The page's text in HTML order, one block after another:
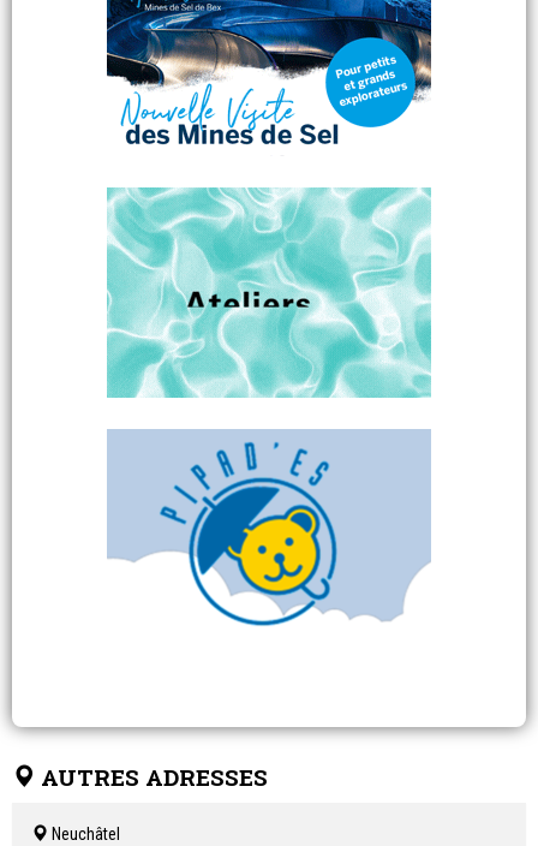
AUTRES ADRESSES
Neuchâtel